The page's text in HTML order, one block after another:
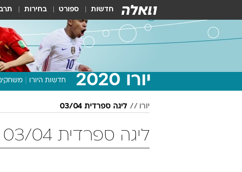
חדשות ספורט בחירות
יורו 2020 חדשות היורו
יורו ליגה ספרדית 03/04
ליגה ספרדית 03/04 מחזור 23 כדורגל